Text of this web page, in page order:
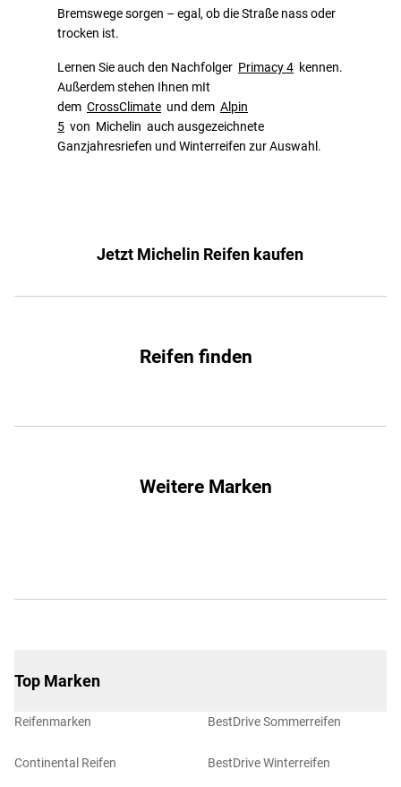
Bremswege sorgen – egal, ob die Straße nass oder
trocken ist.
Lernen Sie auch den Nachfolger Primacy 4 kennen.
Außerdem stehen Ihnen mIt
dem CrossClimate und dem Alpin
5 von Michelin auch ausgezeichnete
Ganzjahresriefen und Winterreifen zur Auswahl.
Jetzt Michelin Reifen kaufen
Reifen finden
Weitere Marken
Top Marken
Reifenmarken
Continental Reifen
BestDrive Sommerreifen
BestDrive Winterreifen